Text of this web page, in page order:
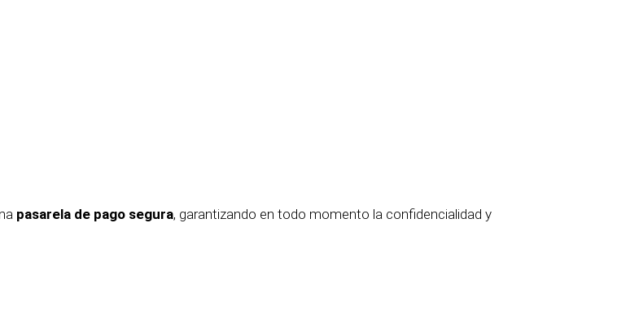
pasarela de pago segura, garantizando en todo momento la confidencialidad y